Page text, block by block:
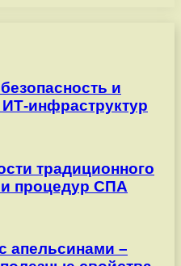
и
инфраструктур
традиционного
и процедур СПА
апельсинами –